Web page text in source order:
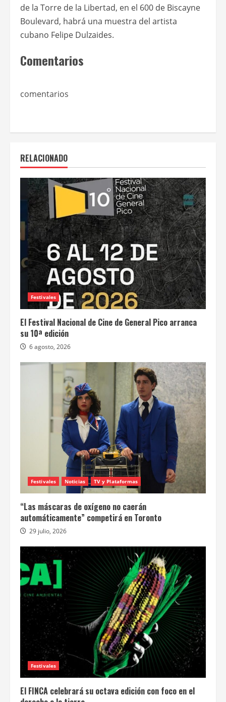
de la Torre de la Libertad, en el 600 de Biscayne
Boulevard, habrá una muestra del artista
cubano Felipe Dulzaides.
Comentarios
comentarios
RELACIONADO
Festivales
El Festival Nacional de Cine de General Pico arranca
su 10ª edición
6 agosto, 2026
Festivales Noticias TV y Plataformas
“Las máscaras de oxígeno no caerán
automáticamente” competirá en Toronto
29 julio, 2026
Festivales
El FINCA celebrará su octava edición con foco en el